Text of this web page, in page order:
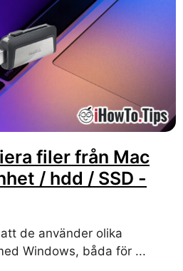
filer från Mac
/ hdd / SSD -
de använder olika
Windows, båda för ...